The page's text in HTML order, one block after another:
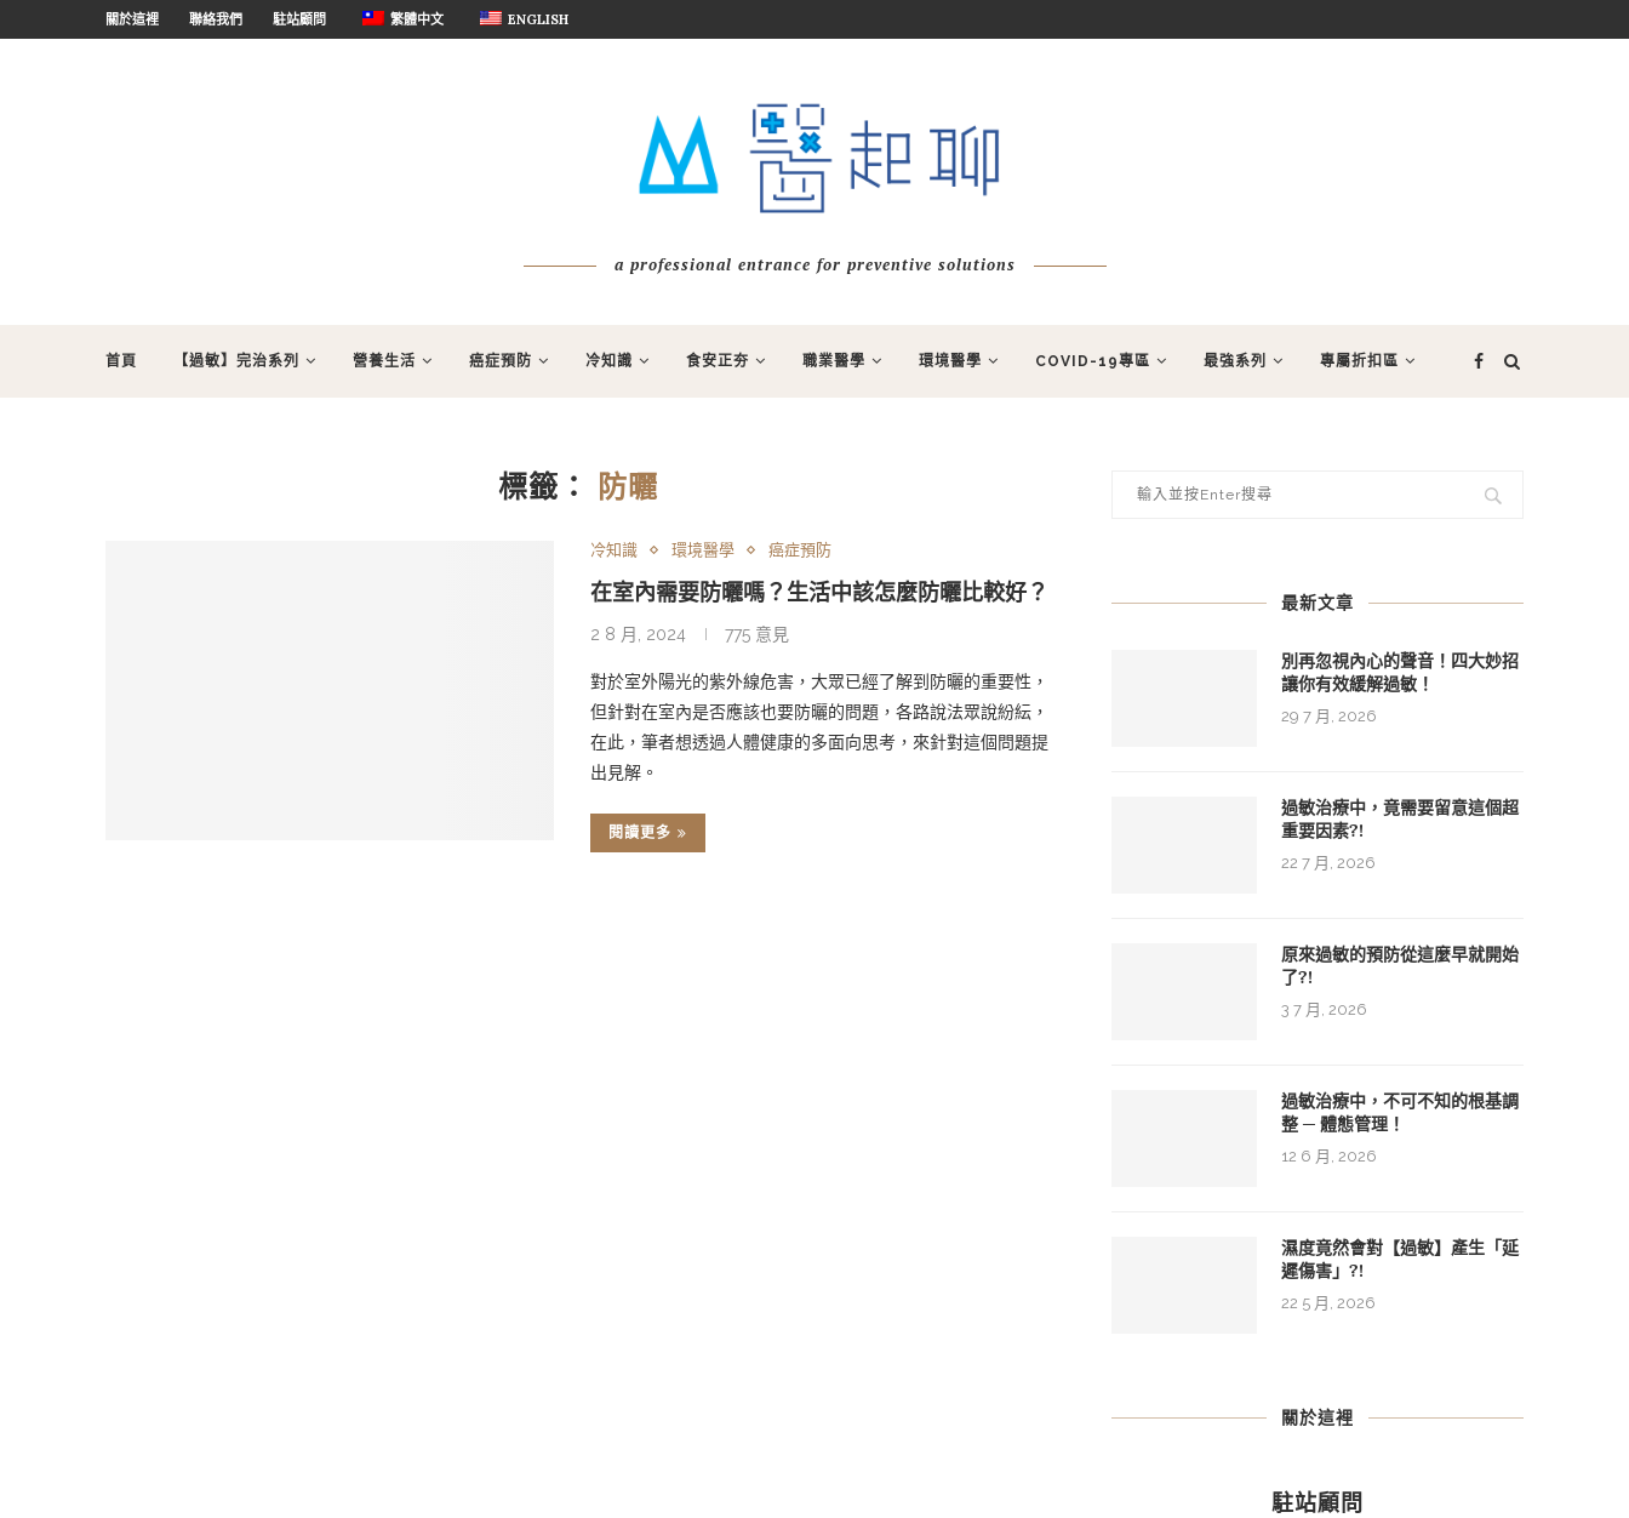
關於這裡 聯絡我們 駐站顧問 繁體中文 ENGLISH
a professional entrance for preventive solutions
首頁 【過敏】完治系列 營養生活 癌症預防 冷知識 食安正夯 職業醫學 環境醫學 COVID-19專區 最強系列 專屬折扣區
標籤： 防曬
冷知識 環境醫學 癌症預防
在室內需要防曬嗎？生活中該怎麼防曬比較好？
2 8 月, 2024 775 意見
對於室外陽光的紫外線危害，大眾已經了解到防曬的重要性，
但針對在室內是否應該也要防曬的問題，各路說法眾說紛紜，
在此，筆者想透過人體健康的多面向思考，來針對這個問題提
出見解。
閱讀更多
最新文章
別再忽視內心的聲音！四大妙招
讓你有效緩解過敏！
29 7 月, 2026
過敏治療中，竟需要留意這個超
重要因素?!
22 7 月, 2026
原來過敏的預防從這麼早就開始
了?!
3 7 月, 2026
過敏治療中，不可不知的根基調
整 ─ 體態管理！
12 6 月, 2026
濕度竟然會對【過敏】產生「延
遲傷害」?!
22 5 月, 2026
關於這裡
駐站顧問